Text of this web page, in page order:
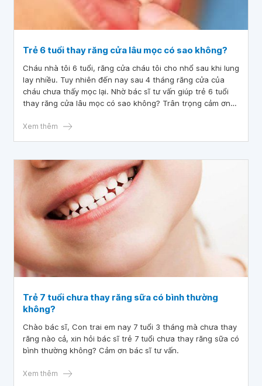
Trẻ 6 tuổi thay răng cửa lâu mọc có sao không?
Cháu nhà tôi 6 tuổi, răng cửa cháu tôi cho nhổ sau khi lung
lay nhiều. Tuy nhiên đến nay sau 4 tháng răng cửa của
cháu chưa thấy mọc lại. Nhờ bác sĩ tư vấn giúp trẻ 6 tuổi
thay răng cửa lâu mọc có sao không? Trân trọng cảm ơn
Xem thêm
Trẻ 7 tuổi chưa thay răng sữa có bình thường
không?
Chào bác sĩ, Con trai em nay 7 tuổi 3 tháng mà chưa thay
răng nào cả, xin hỏi bác sĩ trẻ 7 tuổi chưa thay răng sữa có
bình thường không? Cảm ơn bác sĩ tư vấn.
Xem thêm